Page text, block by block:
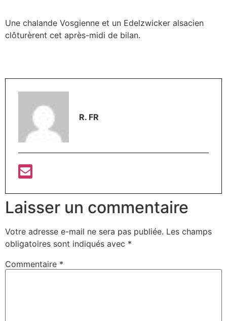
Une chalande Vosgienne et un Edelzwicker alsacien
clôturèrent cet après-midi de bilan.
R. FR
Laisser un commentaire
Votre adresse e-mail ne sera pas publiée. Les champs
obligatoires sont indiqués avec *
Commentaire *